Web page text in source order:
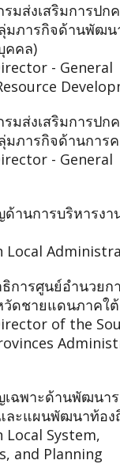
มส่งเสริมการปก
มภารกิจด้านพัฒน
คคล)
- General
มส่งเสริมการปก
มภารกิจด้านการ
- General
ด้านการบริหารงา
Local
การศูนย์อำนวยก
วัดชายแดนภาคใต้
of the
เฉพาะด้านพัฒนา
ละแผนพัฒนาท้อง
Local System,
and Planning